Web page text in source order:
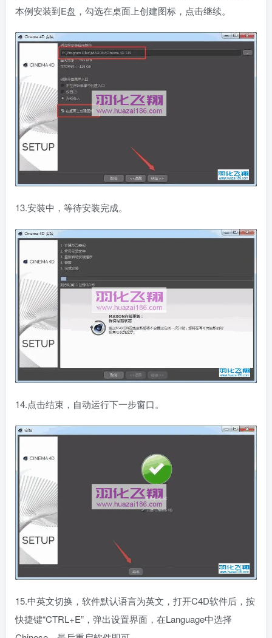
本例安装到E盘，勾选在桌面上创建图标，点击继续。
13.安装中，等待安装完成。
14.点击结束，自动运行下一步窗口。
15.中英文切换，软件默认语言为英文，打开C4D软件后，按
快捷键“CTRL+E”，弹出设置界面，在Language中选择